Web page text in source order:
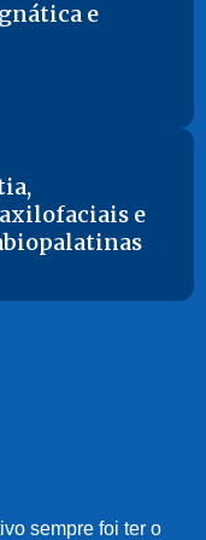
e
e
sempre foi ter o